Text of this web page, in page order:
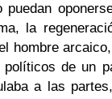
la
hombre
de un
a las